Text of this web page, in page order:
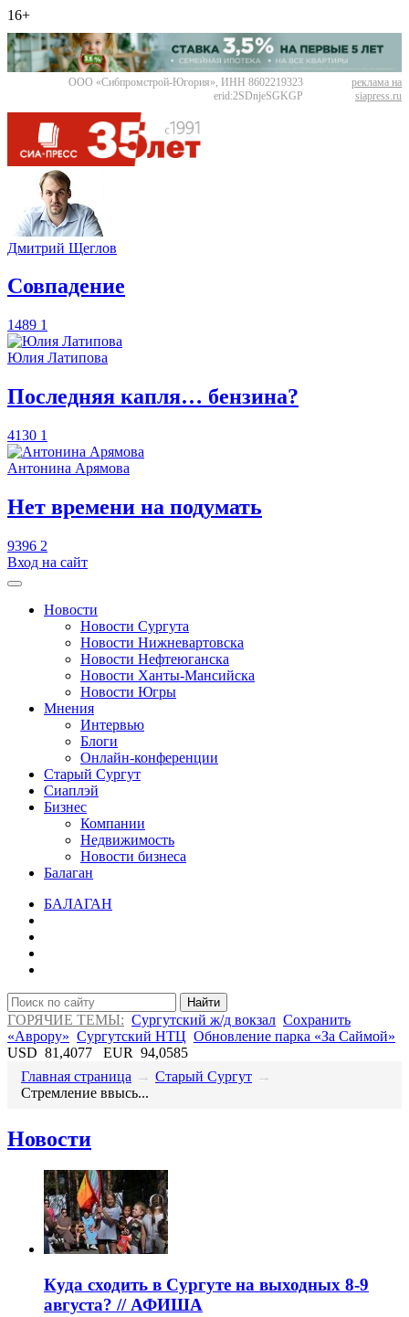
16+
ООО «Сибпромстрой-Югория», ИНН 8602219323
erid:2SDnjeSGKGP
реклама на
siapress.ru
Дмитрий Щеглов
​Совпадение
1489 1
Юлия Латипова
​Последняя капля… бензина?
4130 1
Антонина Арямова
​Нет времени на подумать
9396 2
Вход на сайт
Новости
Новости Сургута
Новости Нижневартовска
Новости Нефтеюганска
Новости Ханты-Мансийска
Новости Югры
Мнения
Интервью
Блоги
Онлайн-конференции
Старый Сургут
Сиаплэй
Бизнес
Компании
Недвижимость
Новости бизнеса
Балаган
БАЛАГАН
Найти
ГОРЯЧИЕ ТЕМЫ: Сургутский ж/д вокзал Сохранить
«Аврору» Сургутский НТЦ Обновление парка «За Саймой»
USD 81,4077 EUR 94,0585
Главная страница → Старый Сургут →
Стремление ввысь...
Новости
​Куда сходить в Сургуте на выходных 8-9
августа? // АФИША